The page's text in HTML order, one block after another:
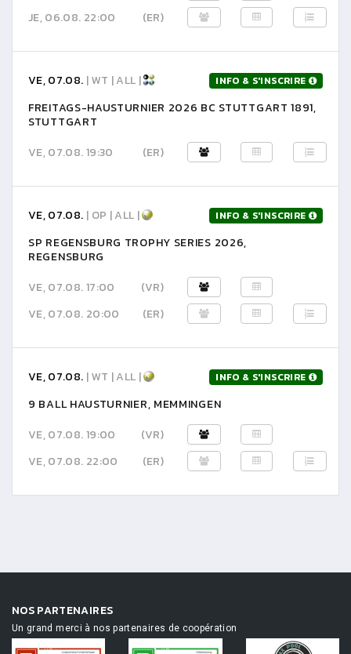
JE, 06.08. 22:00
(ER)
VE, 07.08. | WT | ALL | INFO & S'INSCRIRE
FREITAGS-HAUSTURNIER 2026 BC STUTTGART 1891,
STUTTGART
VE, 07.08. 19:30
(ER)
VE, 07.08. | OP | ALL | INFO & S'INSCRIRE
SP REGENSBURG TROPHY SERIES 2026,
REGENSBURG
VE, 07.08. 17:00
(VR)
VE, 07.08. 20:00
(ER)
VE, 07.08. | WT | ALL | INFO & S'INSCRIRE
9 BALL HAUSTURNIER, MEMMINGEN
VE, 07.08. 19:00
(VR)
VE, 07.08. 22:00
(ER)
NOS PARTENAIRES
Un grand merci à nos partenaires de coopération